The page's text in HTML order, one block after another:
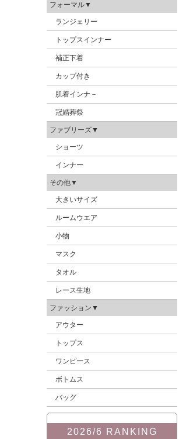
フォーマル▼
ランジェリー
トップスインナー
補正下着
カップ付き
肌着インナ－
冠婚葬祭
ファブリーズ▼
ショーツ
インナー
その他▼
大きいサイズ
ルームウエア
小物
マスク
タオル
レース生地
ファッション▼
アウター
トップス
ワンピース
ボトムス
バッグ
2026/6 RANKING